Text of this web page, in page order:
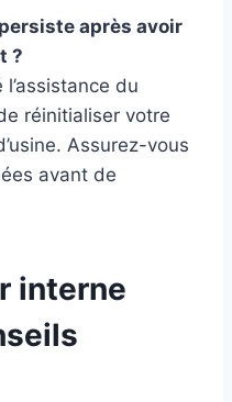
après avoir
?
l’assistance du
réinitialiser votre
Assurez-vous
avant de
interne